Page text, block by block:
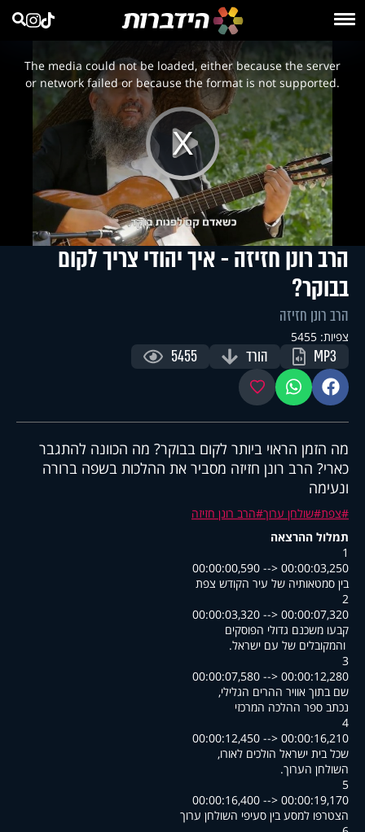
Play
Video
The media could not be loaded, either because the server
or network failed or because the format is not supported.
הרב רונן חזיזה - איך יהודי צריך לקום
בבוקר?
הרב רונן חזיזה
צפיות: 5455
MP3 הורד 5455
פייסבוק ווטסאפ מועדפים
מה הזמן הראוי ביותר לקום בבוקר? מה הכוונה להתגבר
כארי? הרב רונן חזיזה מסביר את ההלכות בשפה ברורה
ונעימה
צפת שולחן ערוך הרב רונן חזיזה
תמלול ההרצאה
1
00:00:00,590 --> 00:00:03,250
בין סמטאותיה של עיר הקודש צפת
2
00:00:03,320 --> 00:00:07,320
קבעו משכנם גדולי הפוסקים
3
00:00:07,580 --> 00:00:12,280
,שם בתוך אוויר ההרים הגלילי
נכתב ספר ההלכה המרכזי
4
00:00:12,450 --> 00:00:16,210
,שכל בית ישראל הולכים לאורו
.השולחן הערוך
5
00:00:16,400 --> 00:00:19,170
הצטרפו למסע בין סעיפי השולחן ערוך